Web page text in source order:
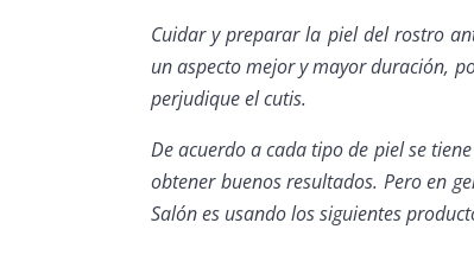
Cuidar y preparar la piel del rostro
un aspecto mejor y mayor duración,
perjudique el cutis.
De acuerdo a cada tipo de piel se
obtener buenos resultados. Pero en
Salón es usando los siguientes